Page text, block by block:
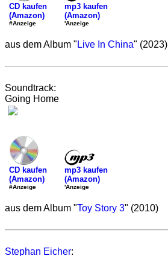
CD kaufen
(Amazon)
#Anzeige
mp3 kaufen
(Amazon)
'Anzeige
aus dem Album " Live In China" (2023)
Soundtrack:
Going Home
CD kaufen
(Amazon)
#Anzeige
mp3 kaufen
(Amazon)
'Anzeige
aus dem Album "Toy Story 3" (2010)
Stephan Eicher: